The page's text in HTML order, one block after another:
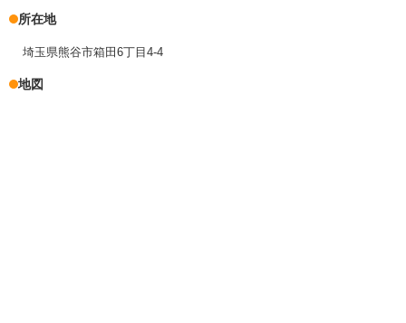
所在地
埼玉県熊谷市箱田6丁目4-4
地図